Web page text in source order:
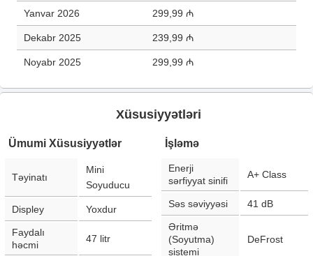
Yanvar 2026 299,99 ₼
Dekabr 2025 239,99 ₼
Noyabr 2025 299,99 ₼
Xüsusiyyətləri
Ümumi Xüsusiyyətlər
Təyinatı
Mini
Soyuducu
Displey Yoxdur
Faydalı
həcmi
47 litr
İşləmə
Enerji
sərfiyyat sinifi
A+ Class
Səs səviyyəsi 41 dB
Əritmə
(Soyutma)
sistemi
DeFrost